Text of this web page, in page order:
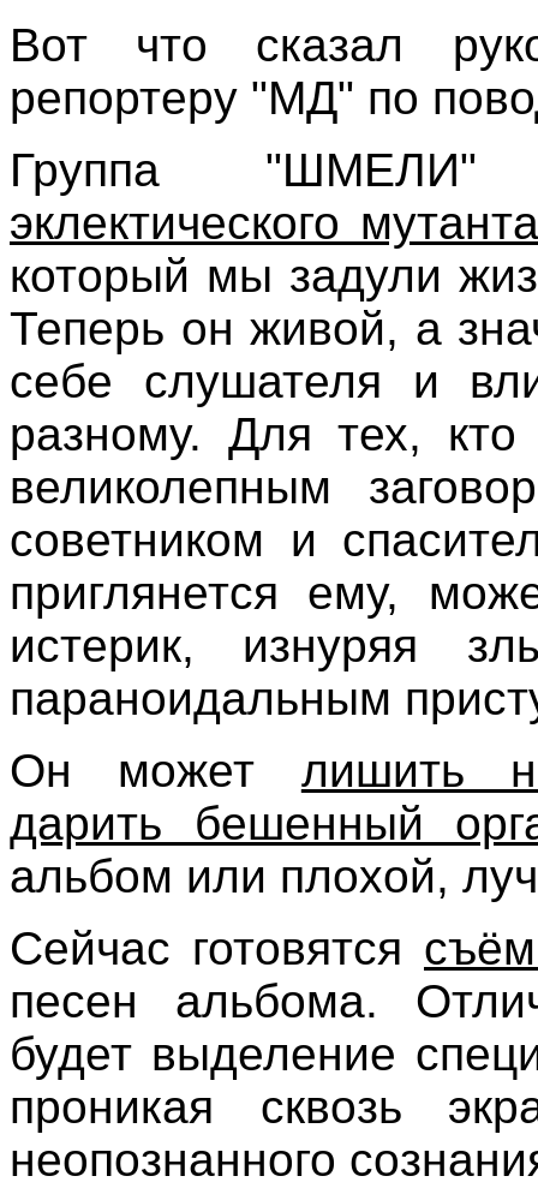
Вот что сказал
репортеру "МД" по
Группа "ШМЕЛИ"
эклектического мутанта
который мы задули
Теперь он живой, а
себе слушателя и
разному. Для тех,
великолепным
советником и
приглянется ему,
истерик, изнуряя
параноидальным
Он может лишить
дарить бешенный
альбом или плохой,
Сейчас готовятся
песен альбома.
будет выделение
проникая сквозь
неопознанного